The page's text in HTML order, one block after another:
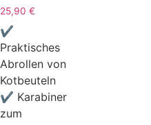
25,90 €
✔
Praktisches
Abrollen von
Kotbeuteln
✔ Karabiner
zum